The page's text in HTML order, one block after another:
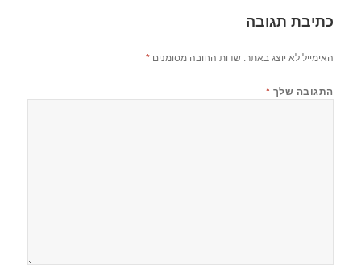
כתיבת תגובה
האימייל לא יוצג באתר. שדות החובה מסומנים*
התגובה שלך *